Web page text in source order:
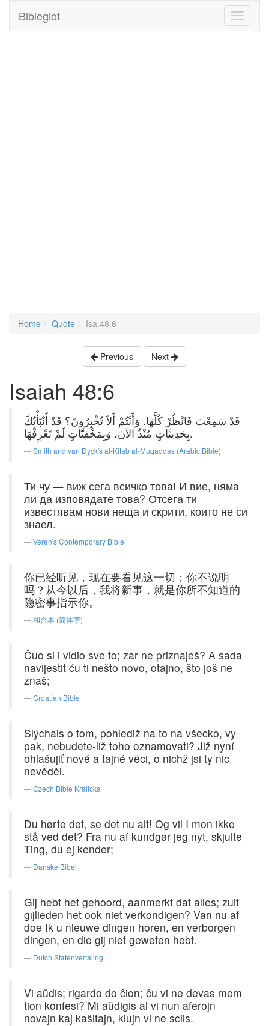
Toggle
Bibleglot
Home Quote Isa.48.6
Previous Next
Isaiah 48:6
قَدْ سَمِعْتَ فَانْظُرْ كُلَّهَا. وَأَنْتُمْ أَلاَ تُخْبِرُونَ؟ قَدْ أَنْبَأْتُكَ
بِحَدِيثَاتٍ مُنْذُ الآنَ، وَبِمَخْفِيَّاتٍ لَمْ تَعْرِفْهَا.
Smith and van Dyck's al-Kitab al-Muqaddas (Arabic Bible)
Ти чу — виж сега всичко това! И вие, няма
ли да изповядате това? Отсега ти
известявам нови неща и скрити, които не си
знаел.
Veren's Contemporary Bible
你已经听见，现在要看见这一切；你不说明
吗？从今以后，我将新事，就是你所不知道的
隐密事指示你。
和合本 (简体字)
Čuo si i vidio sve to; zar ne priznaješ? A sada
navijestit ću ti nešto novo, otajno, što još ne
znaš;
Croatian Bible
Slýchals o tom, pohlediž na to na všecko, vy
pak, nebudete-liž toho oznamovati? Již nyní
ohlašujiť nové a tajné věci, o nichž jsi ty nic
nevěděl.
Czech Bible Kralicka
Du hørte det, se det nu alt! Og vil I mon ikke
stå ved det? Fra nu af kundgør jeg nyt, skjulte
Ting, du ej kender;
Danske Bibel
Gij hebt het gehoord, aanmerkt dat alles; zult
gijlieden het ook niet verkondigen? Van nu af
doe Ik u nieuwe dingen horen, en verborgen
dingen, en die gij niet geweten hebt.
Dutch Statenvertaling
Vi aŭdis; rigardo do ĉion; ĉu vi ne devas mem
tion konfesi? Mi aŭdigis al vi nun aferojn
novajn kaj kaŝitajn, kiujn vi ne sciis.